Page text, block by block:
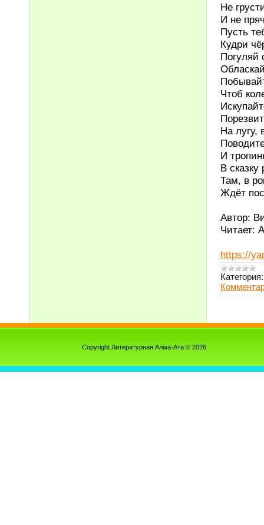
Не
И не
Пусть
Кудри
Погуляй
Чтоб
На лугу,
И
В сказку
Там, в
Ждёт
Автор:
Читает:
https://
Категория:
Copyright Литературная Алма-Ата © 2026